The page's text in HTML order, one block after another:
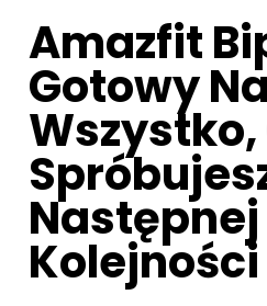
Amazfit
Gotowy Na
Wszystko,
Następnej
Kolejności